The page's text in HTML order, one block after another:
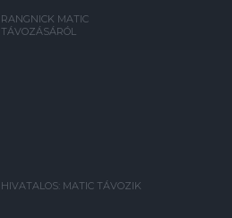
RANGNICK MATIC
TÁVOZÁSÁRÓL
HIVATALOS: MATIC TÁVOZIK